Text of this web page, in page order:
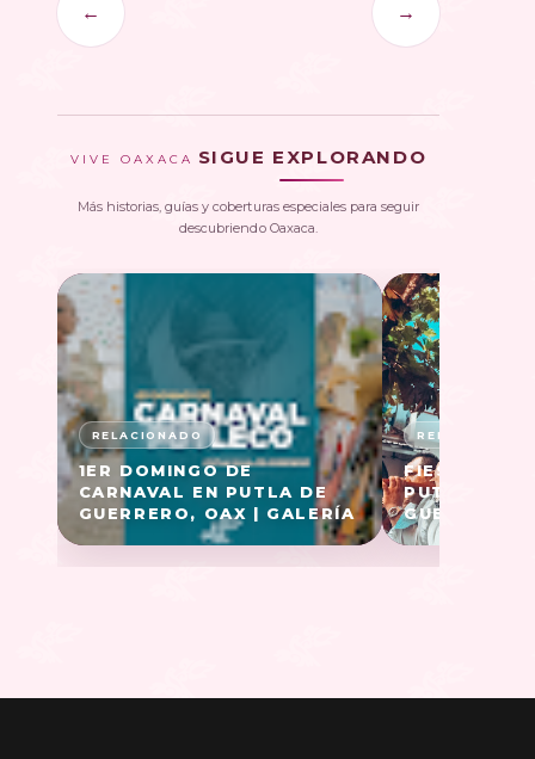
← →
VIVE OAXACA SIGUE EXPLORANDO
Más historias, guías y coberturas especiales para seguir
descubriendo Oaxaca.
1ER DOMINGO DE
CARNAVAL EN PUTLA DE
GUERRERO, OAX | GALERÍA
FIESTA
PUTLA
GUERRERO,